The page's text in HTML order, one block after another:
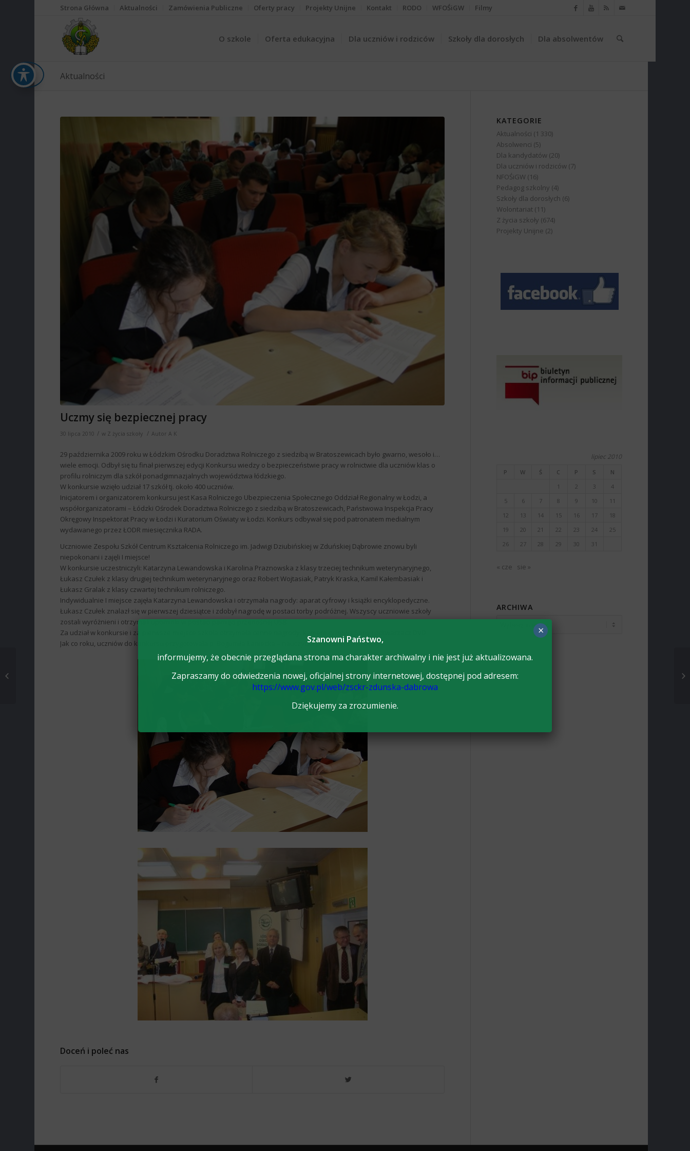
Strona Główna Aktualności Zamówienia Publiczne Oferty pracy Projekty Unijne Kontakt RODO WFOŚiGW Filmy
O szkole Oferta edukacyjna Dla uczniów i rodziców Szkoły dla dorosłych Dla absolwentów
Aktualności
Uczmy się bezpiecznej pracy
30 lipca 2010 / w Z życia szkoły / Autor A K
29 października 2009 roku w Łódzkim Ośrodku Doradztwa Rolniczego z siedzibą w Bratoszewicach było gwarno, wesoło i…
wiele emocji. Odbył się tu finał pierwszej edycji Konkursu wiedzy o bezpieczeństwie pracy w rolnictwie dla uczniów klas o
profilu rolniczym dla szkół ponadgimnazjalnych województwa łódzkiego.
W konkursie wzięło udział 17 szkół tj. około 400 uczniów.
Inicjatorem i organizatorem konkursu jest Kasa Rolniczego Ubezpieczenia Społecznego Oddział Regionalny w Łodzi, a
współorganizatorami – Łódzki Ośrodek Doradztwa Rolniczego z siedzibą w Bratoszewicach, Państwowa Inspekcja Pracy
Okręgowy Inspektorat Pracy w Łodzi i Kuratorium Oświaty w Łodzi. Konkurs odbywał się pod patronatem medialnym
wydawanego przez ŁODR miesięcznika RADA.
Uczniowie Zespołu Szkół Centrum Kształcenia Rolniczego im. Jadwigi Dziubińskiej w Zduńskiej Dąbrowie znowu byli
niepokonani i zajęli I miejsce!
W konkursie uczestniczyli: Katarzyna Lewandowska i Karolina Praznowska z klasy trzeciej technikum weterynaryjnego,
Łukasz Czułek z klasy drugiej technikum weterynaryjnego oraz Robert Wojtasiak, Patryk Kraska, Kamil Kałembasiak i
Łukasz Gralak z klasy czwartej technikum rolniczego.
Indywidualnie I miejsce zajęła Katarzyna Lewandowska i otrzymała nagrody: aparat cyfrowy i książki encyklopedyczne.
Łukasz Czułek znalazł się w pierwszej dziesiątce i zdobył nagrodę w postaci torby podróżnej. Wszyscy uczniowie szkoły
zostali wyróżnieni i otrzymali upominki w postaci pamięci przenośnej USB.
Za udział w konkursie i za pierwsze miejsce szkoła otrzymała cenne nagrody: kamerę cyfrową Sony i odtwarzacz DVD.
Jak co roku, uczniów do konkursu przygotowała p. Bogumiła Łaniecka – nauczyciel produkcji zwierzęcej.
Doceń i poleć nas
KATEGORIE
Aktualności (1 330)
Absolwenci (5)
Dla kandydatów (20)
Dla uczniów i rodziców (7)
NFOŚiGW (16)
Pedagog szkolny (4)
Szkoły dla dorosłych (6)
Wolontariat (11)
Z życia szkoły (674)
Projekty Unijne (2)
lipiec 2010
P W Ś C P S
N
1
2 3
4
5
6 7 8 9 10
11
12
13 14 15 16 17
18
19
20 21 22 23 24
25
26
27 28 29 30 31
« cze sie »
ARCHIWA
Szanowni Państwo,
informujemy, że obecnie przeglądana strona ma charakter archiwalny i nie jest już aktualizowana.
Zapraszamy do odwiedzenia nowej, oficjalnej strony internetowej, dostępnej pod adresem:
https://www.gov.pl/web/zsckr-zdunska-dabrowa
Dziękujemy za zrozumienie.
×